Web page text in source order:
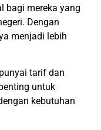
bagi mereka yang
Dengan
menjadi lebih
tarif dan
untuk
kebutuhan